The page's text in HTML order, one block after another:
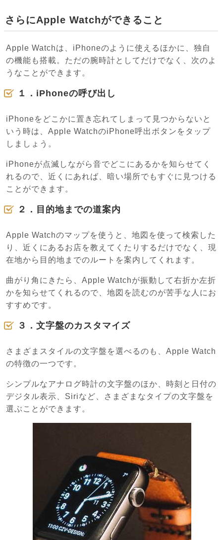
さらにApple Watchができること
Apple Watchは、iPhoneのように使えるほかに、独自
の機能も搭載。ただの腕時計としてだけでなく、次のよ
うなことができます。
１．iPhoneの呼び出し
iPhoneをどこかに置き忘れてしまって見つからないと
いう時は、Apple WatchのiPhone呼出ボタンをタップ
しましょう。
iPhoneが点滅しながら音でどこにあるかを知らせてく
れるので、近くにあれば、暗い場所でもすぐに見つける
ことができます。
２．目的地までの道案内
Apple Watchのマップを使うと、地図を使って検索した
り、近くにあるお店を教えてくたりするだけでなく、現
在地から目的地までのルートを案内してくれます。
曲がり角にきたら、Apple Watchが振動して右折か左折
かを知らせてくれるので、地図を読むのが苦手な人にお
すすめです。
３．文字盤のカスタマイズ
さまざまスタイルの文字盤を選べるのも、Apple Watch
の特徴の一つです。
シンプルなアナログ時計の文字盤のほか、時刻と日付の
デジタル表示、Siriなど、さまざまなタイプの文字盤を
選ぶことができます。